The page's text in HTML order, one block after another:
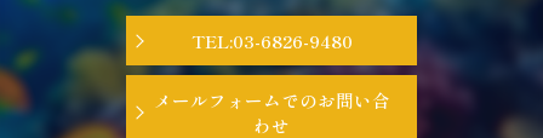
TEL:03-6826-9480
メールフォームでのお問い合
わせ